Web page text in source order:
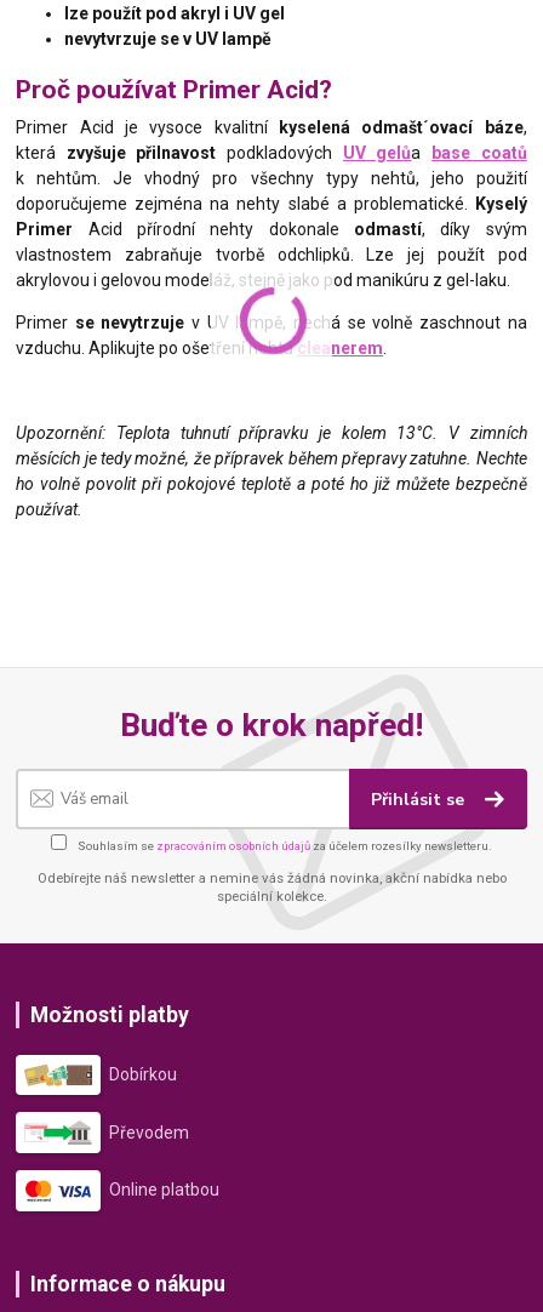
lze použít pod akryl i UV gel
nevytvrzuje se v UV lampě
Proč používat Primer Acid?
Primer Acid je vysoce kvalitní kyselená odmašt´ovací báze,
která zvyšuje přilnavost podkladových UV gelůa
base coatů
k nehtům. Je vhodný pro všechny typy nehtů, jeho použití
doporučujeme zejména na nehty slabé a problematické.
Kyselý
Primer Acid přírodní nehty dokonale odmastí, díky svým
vlastnostem zabraňuje tvorbě odchlipků. Lze jej použít pod
akrylovou i gelovou modeláž, stejně jako pod manikúru z gel-laku.
Primer se nevytrzuje v UV lampě, nechá se volně zaschnout na
vzduchu. Aplikujte po ošetření nehtucleanerem.
Upozornění: Teplota tuhnutí přípravku je kolem 13°C. V zimních
měsících je tedy možné, že přípravek během přepravy zatuhne. Nechte
ho volně povolit při pokojové teplotě a poté ho již můžete bezpečně
používat.
Buďte o krok napřed!
Přihlásit se
Souhlasím se zpracováním osobních údajů za účelem rozesílky newsletteru.
Odebírejte náš newsletter a nemine vás žádná novinka, akční nabídka nebo
speciální kolekce.
Možnosti platby
Dobírkou
Převodem
Online platbou
Informace o nákupu